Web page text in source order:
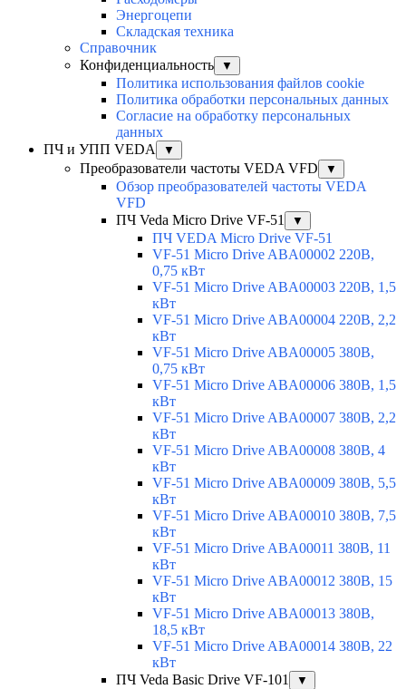
Энергоцепи
Складская техника
Справочник
Конфиденциальность
▼
Политика использования файлов cookie
Политика обработки персональных данных
Согласие на обработку персональных
данных
ПЧ и УПП VEDA
▼
Преобразователи частоты VEDA VFD ▼
Обзор преобразователей частоты VEDA
VFD
ПЧ Veda Micro Drive VF-51
▼
ПЧ VEDA Micro Drive VF-51
VF-51 Micro Drive ABA00002 220В,
0,75 кВт
VF-51 Micro Drive ABA00003 220В, 1,5
кВт
VF-51 Micro Drive ABA00004 220В, 2,2
кВт
VF-51 Micro Drive ABA00005 380В,
0,75 кВт
VF-51 Micro Drive ABA00006 380В, 1,5
кВт
VF-51 Micro Drive ABA00007 380В, 2,2
кВт
VF-51 Micro Drive ABA00008 380В, 4
кВт
VF-51 Micro Drive ABA00009 380В, 5,5
кВт
VF-51 Micro Drive ABA00010 380В, 7,5
кВт
VF-51 Micro Drive ABA00011 380В, 11
кВт
VF-51 Micro Drive ABA00012 380В, 15
кВт
VF-51 Micro Drive ABA00013 380В,
18,5 кВт
VF-51 Micro Drive ABA00014 380В, 22
кВт
ПЧ Veda Basic Drive VF-101
▼